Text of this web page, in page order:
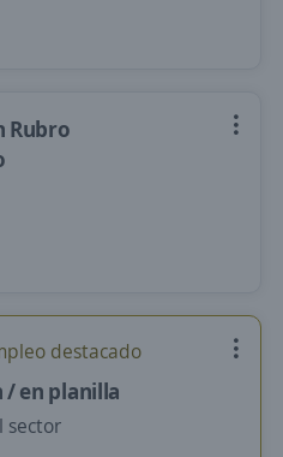
Rubro
destacado
/ en planilla
sector